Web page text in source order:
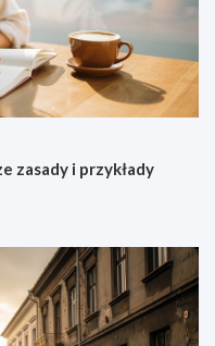
zasady i przykłady